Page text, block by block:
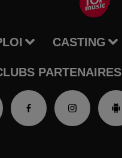
CASTING
PARTENAIRES